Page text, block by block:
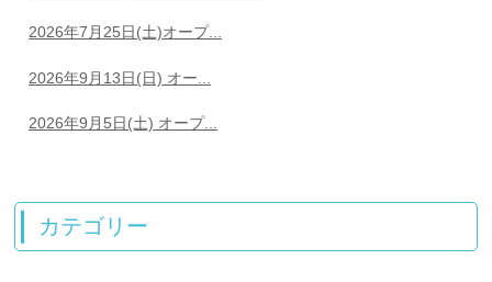
2026年7月25日(土)オープ...
2026年9月13日(日) オー...
2026年9月5日(土) オープ...
カテゴリー